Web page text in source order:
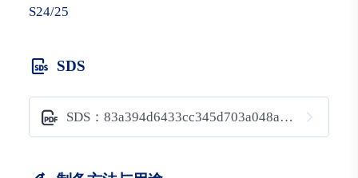
S24/25
SDS
SDS：83a394d6433cc345d703a048ae135398